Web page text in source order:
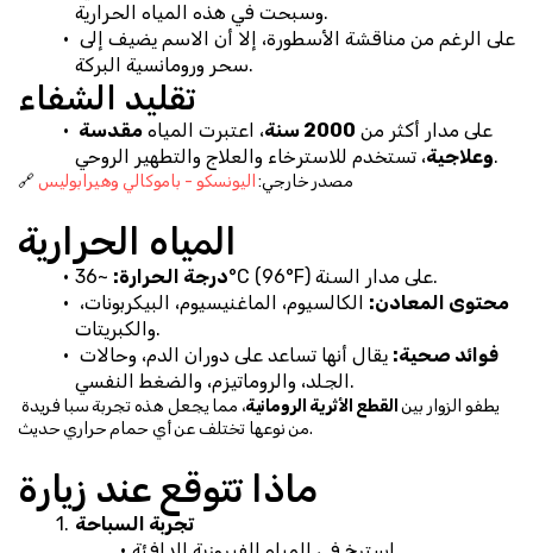
وسبحت في هذه المياه الحرارية.
سحر ورومانسية البركة.
تقليد الشفاء
على مدار أكثر من 2000 سنة ، اعتبرت المياه
وعلاجية، تستخدم للاسترخاء والعلاج والتطهير الروحي.
🔗 مصدر خارجي: اليونسكو - باموكالي وهيرابوليس
المياه الحرارية
درجة الحرارة:
~36°C (96°F) على مدار السنة.
محتوى المعادن:
والكبريتات.
فوائد صحية:
الجلد، والروماتيزم، والضغط النفسي.
يطفو الزوار بين القطع الأثرية الرومانية
من نوعها تختلف عن أي حمام حراري حديث.
ماذا تتوقع عند زيارة
تجربة السباحة